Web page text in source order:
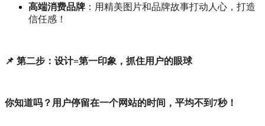
高端消费品牌 ：用精美图片和品牌故事打动人心，打造
信任感！
📌 第二步：设计=第一印象，抓住用户的眼球
你知道吗？用户停留在一个网站的时间，平均不到7秒！